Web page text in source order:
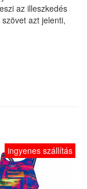
az illeszkedés
azt jelenti,
ingyenes szállítás